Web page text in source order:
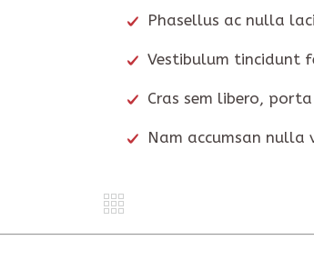
Phasellus ac nulla
Vestibulum tincidunt
Cras sem libero,
Nam accumsan nulla